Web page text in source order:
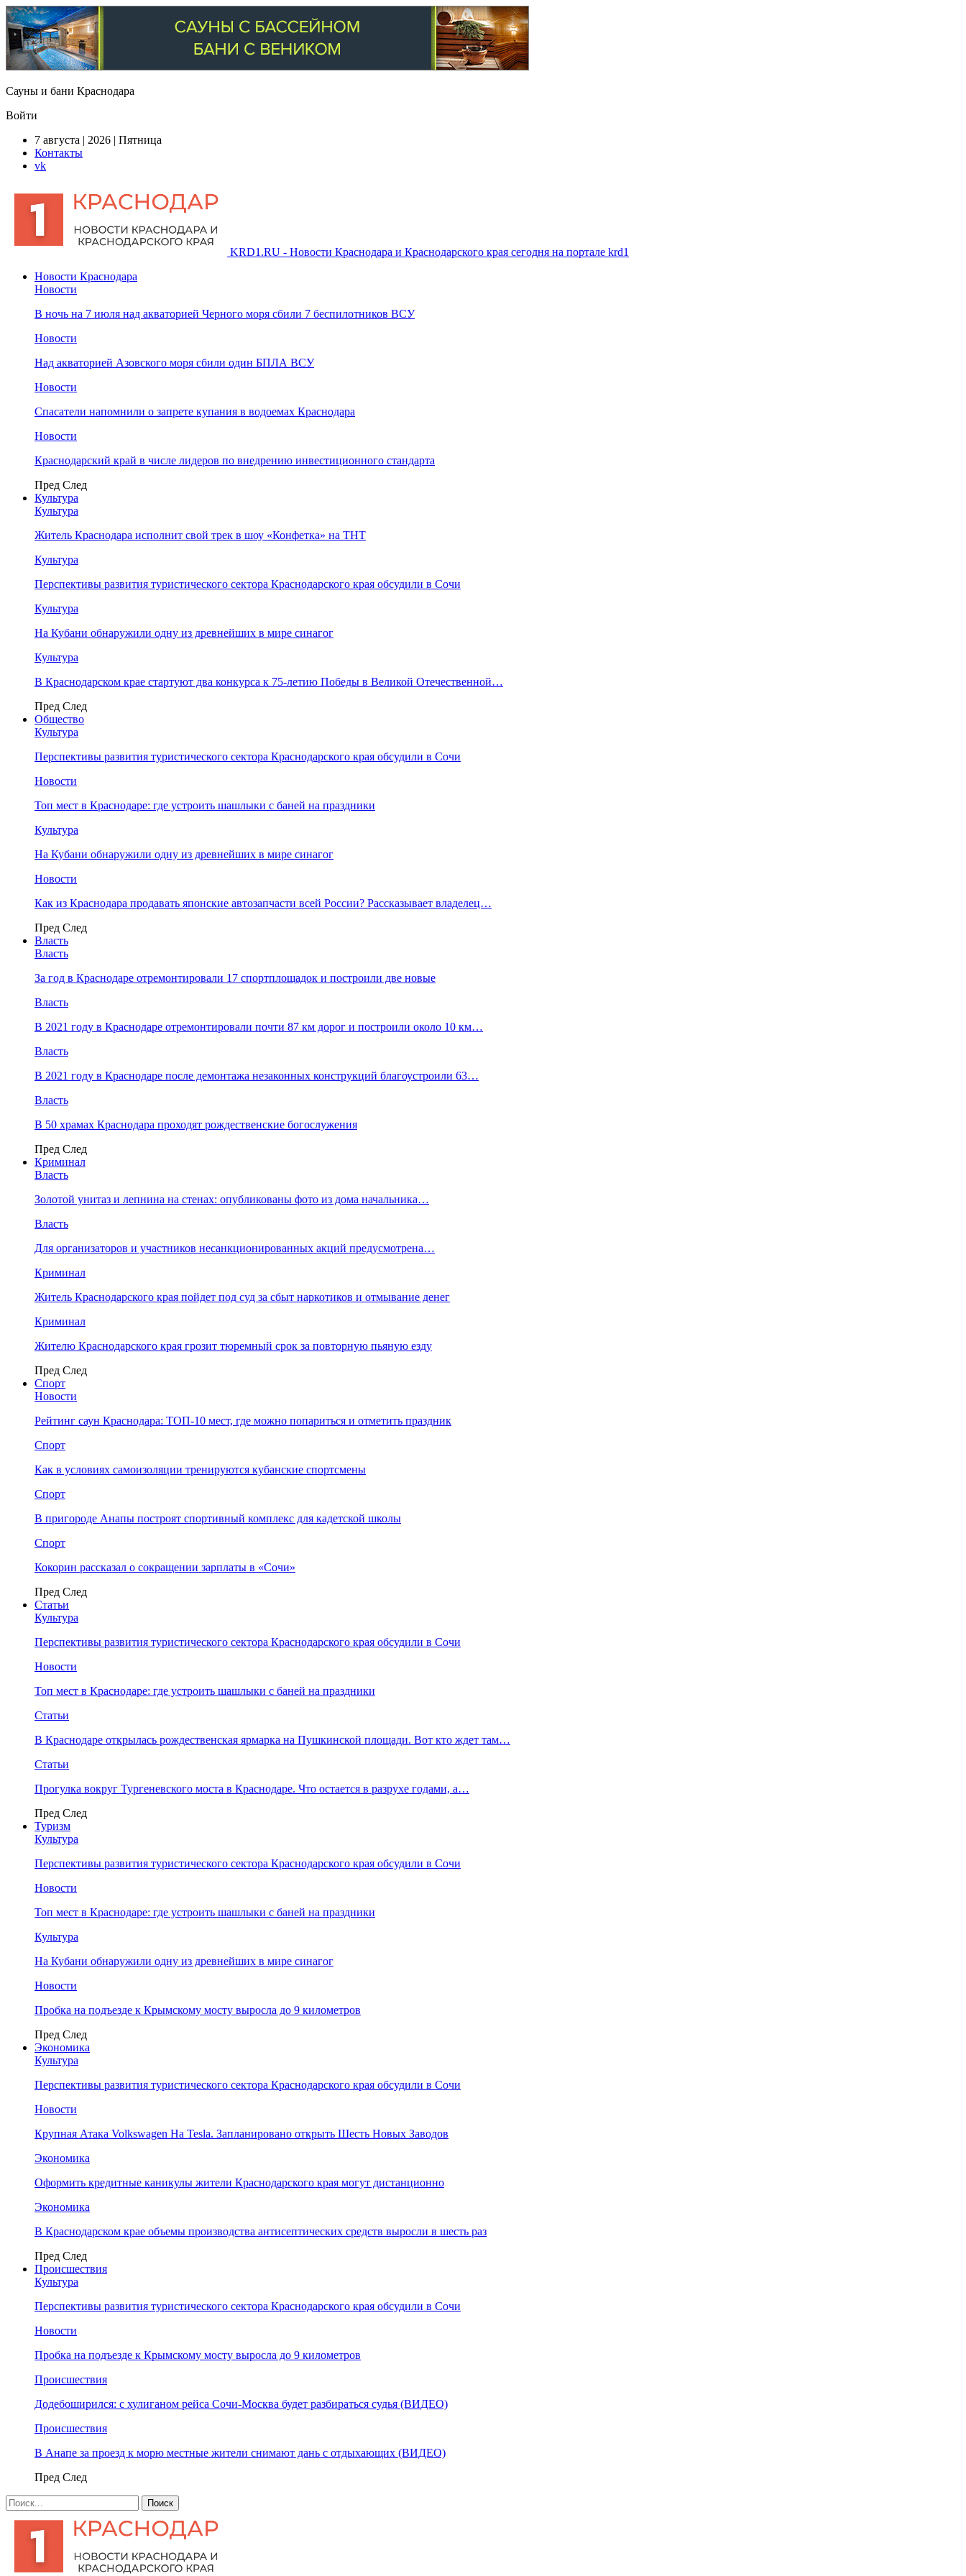
Сауны и бани Краснодара
Войти
7 августа | 2026 | Пятница
Контакты
vk
KRD1.RU - Новости Краснодара и Краснодарского края сегодня на портале krd1
Новости Краснодара
Новости
В ночь на 7 июля над акваторией Черного моря сбили 7 беспилотников ВСУ
Новости
Над акваторией Азовского моря сбили один БПЛА ВСУ
Новости
Спасатели напомнили о запрете купания в водоемах Краснодара
Новости
Краснодарский край в числе лидеров по внедрению инвестиционного стандарта
Пред След
Культура
Культура
Житель Краснодара исполнит свой трек в шоу «Конфетка» на ТНТ
Культура
Перспективы развития туристического сектора Краснодарского края обсудили в Сочи
Культура
На Кубани обнаружили одну из древнейших в мире синагог
Культура
В Краснодарском крае стартуют два конкурса к 75-летию Победы в Великой Отечественной…
Пред След
Общество
Культура
Перспективы развития туристического сектора Краснодарского края обсудили в Сочи
Новости
Топ мест в Краснодаре: где устроить шашлыки с баней на праздники
Культура
На Кубани обнаружили одну из древнейших в мире синагог
Новости
Как из Краснодара продавать японские автозапчасти всей России? Рассказывает владелец…
Пред След
Власть
Власть
За год в Краснодаре отремонтировали 17 спортплощадок и построили две новые
Власть
В 2021 году в Краснодаре отремонтировали почти 87 км дорог и построили около 10 км…
Власть
В 2021 году в Краснодаре после демонтажа незаконных конструкций благоустроили 63…
Власть
В 50 храмах Краснодара проходят рождественские богослужения
Пред След
Криминал
Власть
​Золотой унитаз и лепнина на стенах: опубликованы фото из дома начальника…
Власть
Для организаторов и участников несанкционированных акций предусмотрена…
Криминал
Житель Краснодарского края пойдет под суд за сбыт наркотиков и отмывание денег
Криминал
Жителю Краснодарского края грозит тюремный срок за повторную пьяную езду
Пред След
Спорт
Новости
Рейтинг саун Краснодара: ТОП-10 мест, где можно попариться и отметить праздник
Спорт
Как в условиях самоизоляции тренируются кубанские спортсмены
Спорт
В пригороде Анапы построят спортивный комплекс для кадетской школы
Спорт
Кокорин рассказал о сокращении зарплаты в «Сочи»
Пред След
Статьи
Культура
Перспективы развития туристического сектора Краснодарского края обсудили в Сочи
Новости
Топ мест в Краснодаре: где устроить шашлыки с баней на праздники
Статьи
В Краснодаре открылась рождественская ярмарка на Пушкинской площади. Вот кто ждет там…
Статьи
Прогулка вокруг Тургеневского моста в Краснодаре. Что остается в разрухе годами, а…
Пред След
Туризм
Культура
Перспективы развития туристического сектора Краснодарского края обсудили в Сочи
Новости
Топ мест в Краснодаре: где устроить шашлыки с баней на праздники
Культура
На Кубани обнаружили одну из древнейших в мире синагог
Новости
Пробка на подъезде к Крымскому мосту выросла до 9 километров
Пред След
Экономика
Культура
Перспективы развития туристического сектора Краснодарского края обсудили в Сочи
Новости
Крупная Атака Volkswagen На Tesla. Запланировано открыть Шесть Новых Заводов
Экономика
Оформить кредитные каникулы жители Краснодарского края могут дистанционно
Экономика
В Краснодарском крае объемы производства антисептических средств выросли в шесть раз
Пред След
Происшествия
Культура
Перспективы развития туристического сектора Краснодарского края обсудили в Сочи
Новости
Пробка на подъезде к Крымскому мосту выросла до 9 километров
Происшествия
Додебоширился: с хулиганом рейса Сочи-Москва будет разбираться судья (ВИДЕО)
Происшествия
В Анапе за проезд к морю местные жители снимают дань с отдыхающих (ВИДЕО)
Пред След